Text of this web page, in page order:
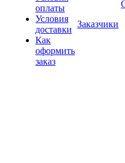
оплаты
Условия
доставки
Как
оформить
заказ
Заказчики